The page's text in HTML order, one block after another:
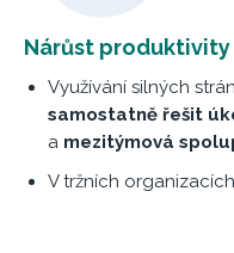
Nárůst produktivity
Využívání silných
samostatně řešit
a mezitýmová
V tržních organizacích